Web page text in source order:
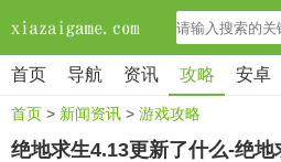
首页 导航 资讯 攻略 安卓
首页 > 新闻资讯 > 游戏攻略
绝地求生4.13更新了什么-绝